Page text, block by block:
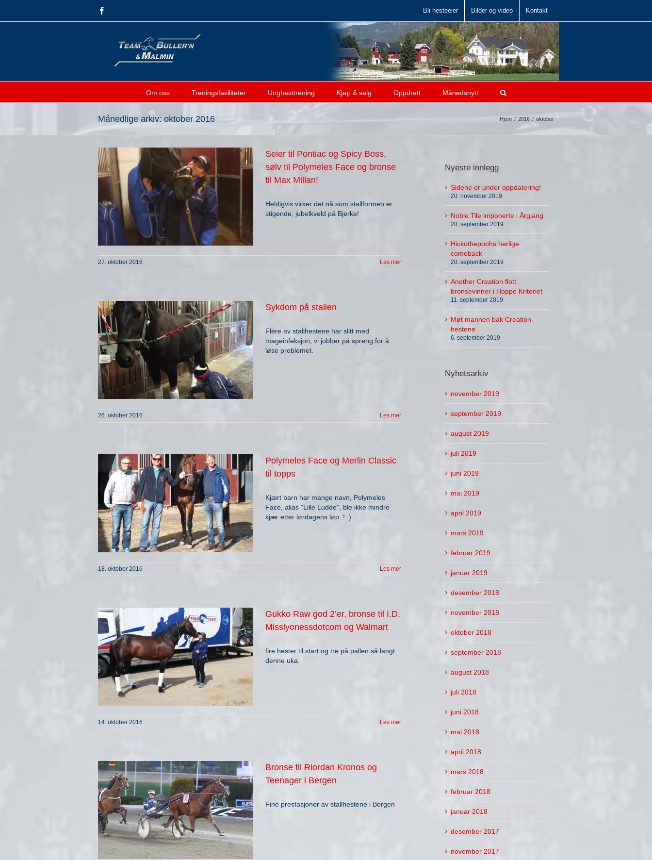
content
Bli hesteeier Bilder og video Kontakt
Om oss Treningsfasiliteter Unghesttrening Kjøp & salg Oppdrett Månedsnytt
Månedlige arkiv: oktober 2016 Hjem / 2016 / oktober
Seier til Pontiac og Spicy Boss,
sølv til Polymeles Face og bronse
til Max Millan!
Heldigvis virker det nå som stallformen er
stigende, jubelkveld på Bjerke!
27. oktober 2016 Les mer
Sykdom på stallen
Flere av stallhestene har slitt med
mageinfeksjon, vi jobber på spreng for å
løse problemet.
26. oktober 2016 Les mer
Polymeles Face og Merlin Classic
til topps
Kjært barn har mange navn, Polymeles
Face, alias "Lille Ludde", ble ikke mindre
kjær etter lørdagens løp..! :)
18. oktober 2016 Les mer
Gukko Raw god 2’er, bronse til I.D.
Misslyonessdotcom og Walmart
fire hester til start og tre på pallen så langt
denne uka.
14. oktober 2016 Les mer
Bronse til Riordan Kronos og
Teenager i Bergen
Fine prestasjoner av stallhestene i Bergen
Nyeste innlegg
Sidene er under oppdatering!
20. november 2019
Noble Tile imponerte i Årgjäng
20. september 2019
Hickothepoohs herlige
comeback
20. september 2019
Another Creation flott
bronsevinner i Hoppe Kriteriet
11. september 2019
Møt mannen bak Creation-
hestene
6. september 2019
Nyhetsarkiv
november 2019
september 2019
august 2019
juli 2019
juni 2019
mai 2019
april 2019
mars 2019
februar 2019
januar 2019
desember 2018
november 2018
oktober 2018
september 2018
august 2018
juli 2018
juni 2018
mai 2018
april 2018
mars 2018
februar 2018
januar 2018
desember 2017
november 2017